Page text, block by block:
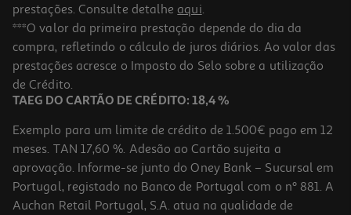
3.0
Rum Maxibar 0.70l
12.27 €/Lt
8,59 €
prestações. Consulte detalhe aqui.
***O valor da primeira prestação depende do dia da
compra, refletindo o cálculo de juros diários. Ao valor das
prestações acresce o Imposto do Selo sobre a utilização
de Crédito.
TAEG DO CARTÃO DE CRÉDITO: 18,4 %
Exemplo para um limite de crédito de 1.500€ pago em 12
meses. TAN 17,60 %. Adesão ao Cartão sujeita a
aprovação. Informe-se junto do Oney Bank – Sucursal em
Portugal, registado no Banco de Portugal com o nº 881. A
Auchan Retail Portugal, S.A. atua na qualidade de